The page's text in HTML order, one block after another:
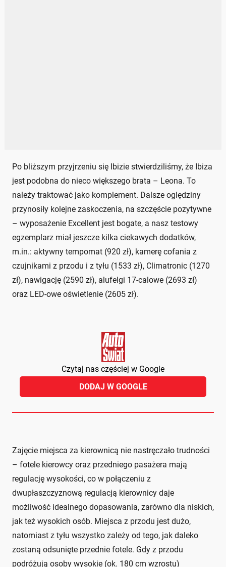
Po bliższym przyjrzeniu się Ibizie stwierdziliśmy, że Ibiza
jest podobna do nieco większego brata – Leona. To
należy traktować jako komplement. Dalsze oględziny
przynosiły kolejne zaskoczenia, na szczęście pozytywne
– wyposażenie Excellent jest bogate, a nasz testowy
egzemplarz miał jeszcze kilka ciekawych dodatków,
m.in.: aktywny tempomat (920 zł), kamerę cofania z
czujnikami z przodu i z tyłu (1533 zł), Climatronic (1270
zł), nawigację (2590 zł), alufelgi 17-calowe (2693 zł)
oraz LED-owe oświetlenie (2605 zł).
Czytaj nas częściej w Google
DODAJ W GOOGLE
Zajęcie miejsca za kierownicą nie nastręczało trudności
– fotele kierowcy oraz przedniego pasażera mają
regulację wysokości, co w połączeniu z
dwupłaszczyznową regulacją kierownicy daje
możliwość idealnego dopasowania, zarówno dla niskich,
jak też wysokich osób. Miejsca z przodu jest dużo,
natomiast z tyłu wszystko zależy od tego, jak daleko
zostaną odsunięte przednie fotele. Gdy z przodu
podróżują osoby wysokie (ok. 180 cm wzrostu)